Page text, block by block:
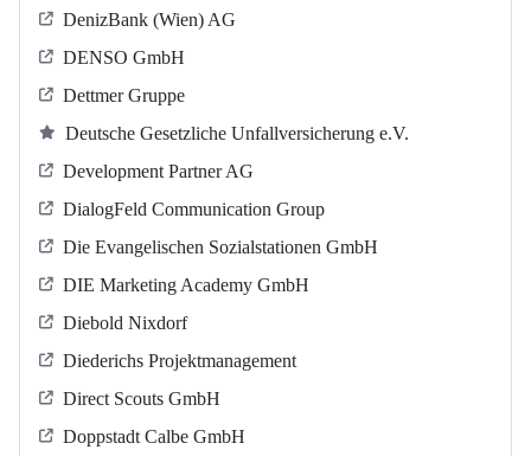
DenizBank (Wien) AG
DENSO GmbH
Dettmer Gruppe
Deutsche Gesetzliche Unfallversicherung e.V.
Development Partner AG
DialogFeld Communication Group
Die Evangelischen Sozialstationen GmbH
DIE Marketing Academy GmbH
Diebold Nixdorf
Diederichs Projektmanagement
Direct Scouts GmbH
Doppstadt Calbe GmbH